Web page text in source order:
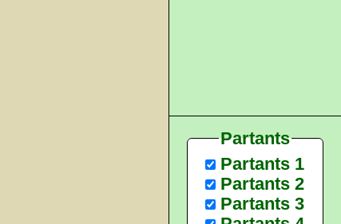
Partants
Partants 1
Partants 2
Partants 3